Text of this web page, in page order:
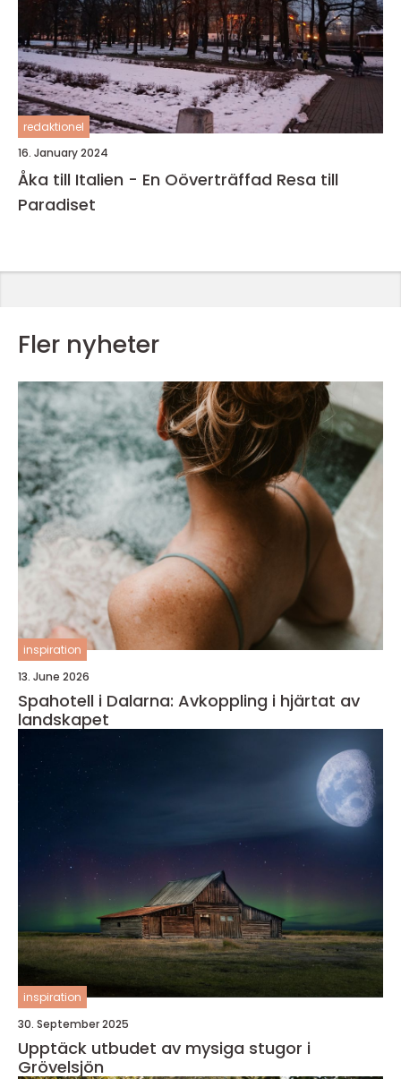
redaktionel
16. January 2024
Åka till Italien - En Oöverträffad Resa till
Paradiset
Fler nyheter
inspiration
13. June 2026
Spahotell i Dalarna: Avkoppling i hjärtat av
landskapet
inspiration
30. September 2025
Upptäck utbudet av mysiga stugor i
Grövelsjön